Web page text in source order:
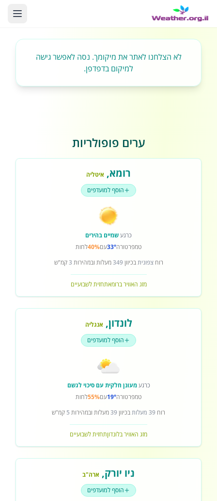
לא הצלחנו לאתר את מיקומך. נסה לאפשר גישה
למיקום בדפדפן.
ערים פופולריות
רומא, איטליה
הוסף למועדפים
כרגעשמיים בהירים
טמפרטורה33°עם40%לחות
רוחצפוניתבכיוון349מעלות ובמהירות 3קמ"ש
מזג האוויר ברומאתחזית לשבועיים
לונדון, אנגליה
הוסף למועדפים
כרגעמעונן חלקית עם סיכוי לגשם
טמפרטורה19°עם55%לחות
רוח 39 מעלות בכיוון39מעלות ובמהירות 5 קמ"ש
מזג האוויר בלונדוןתחזית לשבועיים
ניו יורק, ארה"ב
הוסף למועדפים